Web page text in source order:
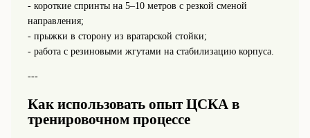
- короткие спринты на 5–10 метров с резкой сменой
направления;
- прыжки в сторону из вратарской стойки;
- работа с резиновыми жгутами на стабилизацию корпуса.
---
Как использовать опыт ЦСКА в
тренировочном процессе